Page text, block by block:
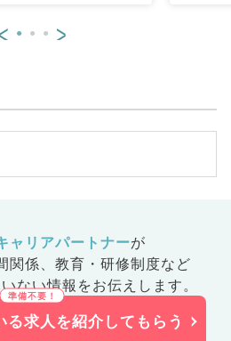
< >
ャリアパートナーが
係、 教育・研修制度など
ない情報をお伝えします。
る求人を紹介してもらう